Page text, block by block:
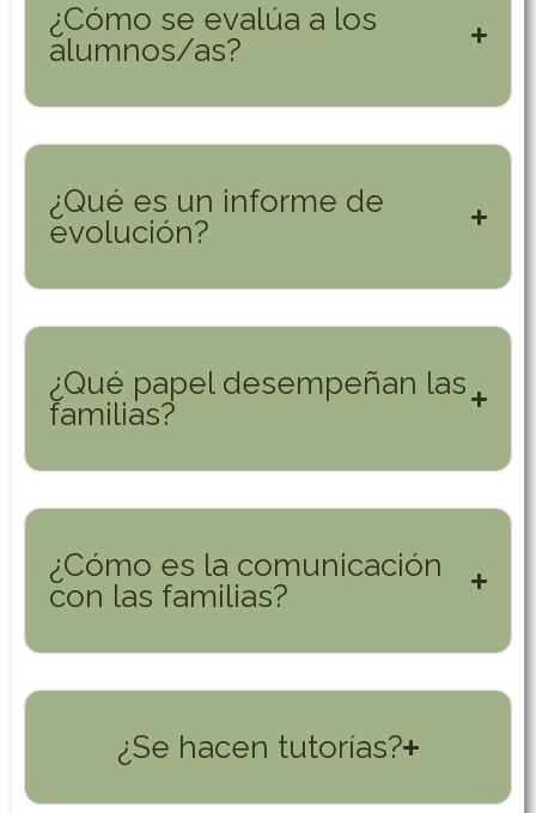
¿Cómo se evalúa a los
alumnos/as?
¿Qué es un informe de
evolución?
¿Qué papel desempeñan las
familias?
¿Cómo es la comunicación
con las familias?
¿Se hacen tutorías?